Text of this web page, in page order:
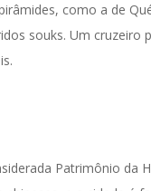
como a de
souks. Um
Patrimônio da